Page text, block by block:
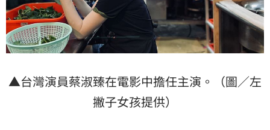
▲台灣演員蔡淑臻在電影中擔任主演。（圖／左
撇子女孩提供）